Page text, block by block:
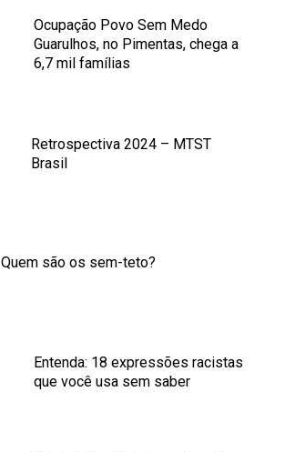
Ocupação Povo Sem Medo
Guarulhos, no Pimentas, chega a
6,7 mil famílias
Retrospectiva 2024 – MTST
Brasil
Quem são os sem-teto?
Entenda: 18 expressões racistas
que você usa sem saber